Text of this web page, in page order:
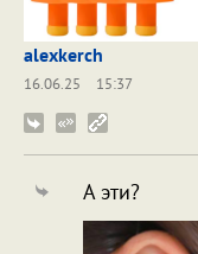
alexkerch
16.06.25
15:37
А эти?